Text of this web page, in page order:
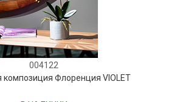
004122
композиция Флоренция VIOLET